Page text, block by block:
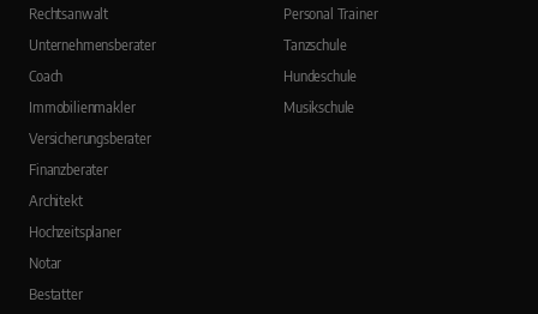
Rechtsanwalt
Unternehmensberater
Coach
Immobilienmakler
Versicherungsberater
Finanzberater
Architekt
Hochzeitsplaner
Notar
Bestatter
Personal Trainer
Tanzschule
Hundeschule
Musikschule